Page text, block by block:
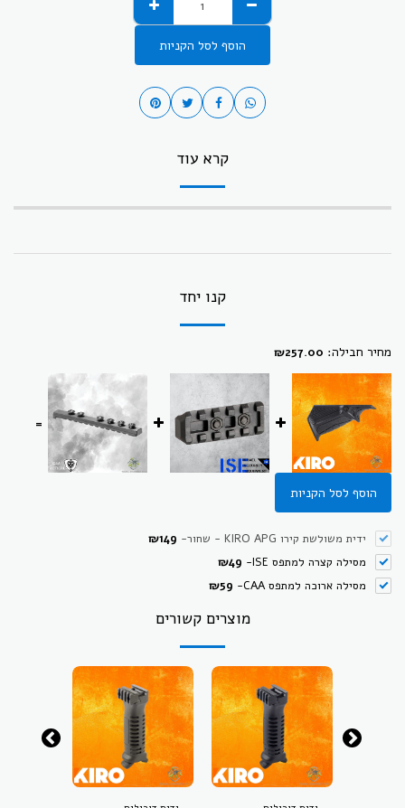
הוסף לסל הקניות
קרא עוד
קנו יחד
מחיר חבילה: ₪257.00
=
הוסף לסל הקניות
ידית משולשת קירו KIRO APG - שחור -
₪149
מסילה קצרה למתפס ISE
-
₪49
מסילה ארוכה למתפס CAA
-
₪59
מוצרים קשורים